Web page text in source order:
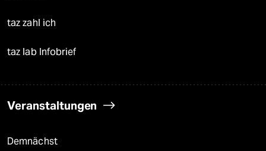
taz zahl ich
taz lab Infobrief
Veranstaltungen
Demnächst